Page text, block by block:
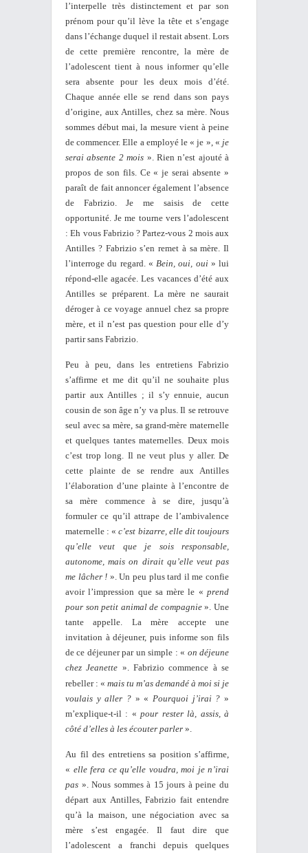
l’interpelle très distinctement et par son
prénom pour qu’il lève la tête et s’engage
dans l’échange duquel il restait absent. Lors
de cette première rencontre, la mère de
l’adolescent tient à nous informer qu’elle
sera absente pour les deux mois d’été.
Chaque année elle se rend dans son pays
d’origine, aux Antilles, chez sa mère. Nous
sommes début mai, la mesure vient à peine
de commencer. Elle a employé le « je », « je
serai absente 2 mois ». Rien n’est ajouté à
propos de son fils. Ce « je serai absente »
paraît de fait annoncer également l’absence
de Fabrizio. Je me saisis de cette
opportunité. Je me tourne vers l’adolescent
: Eh vous Fabrizio ? Partez-vous 2 mois aux
Antilles ? Fabrizio s’en remet à sa mère. Il
l’interroge du regard. « Bein, oui, oui » lui
répond-elle agacée. Les vacances d’été aux
Antilles se préparent. La mère ne saurait
déroger à ce voyage annuel chez sa propre
mère, et il n’est pas question pour elle d’y
partir sans Fabrizio.
Peu à peu, dans les entretiens Fabrizio
s’affirme et me dit qu’il ne souhaite plus
partir aux Antilles ; il s’y ennuie, aucun
cousin de son âge n’y va plus. Il se retrouve
seul avec sa mère, sa grand-mère maternelle
et quelques tantes maternelles. Deux mois
c’est trop long. Il ne veut plus y aller. De
cette plainte de se rendre aux Antilles
l’élaboration d’une plainte à l’encontre de
sa mère commence à se dire, jusqu’à
formuler ce qu’il attrape de l’ambivalence
maternelle : «c’est bizarre, elle dit toujours
qu’elle veut que je sois responsable,
autonome, mais on dirait qu’elle veut pas
me lâcher ! ». Un peu plus tard il me confie
avoir l’impression que sa mère le « prend
pour son petit animal de compagnie ». Une
tante appelle. La mère accepte une
invitation à déjeuner, puis informe son fils
de ce déjeuner par un simple : « on déjeune
chez Jeanette ». Fabrizio commence à se
rebeller : « mais tu m’as demandé à moi si je
voulais y aller ? » « Pourquoi j’irai ? »
m’explique-t-il : «pour rester là, assis, à
côté d’elles à les écouter parler ».
Au fil des entretiens sa position s’affirme,
« elle fera ce qu’elle voudra, moi je n’irai
pas ». Nous sommes à 15 jours à peine du
départ aux Antilles, Fabrizio fait entendre
qu’à la maison, une négociation avec sa
mère s’est engagée. Il faut dire que
l’adolescent a franchi depuis quelques